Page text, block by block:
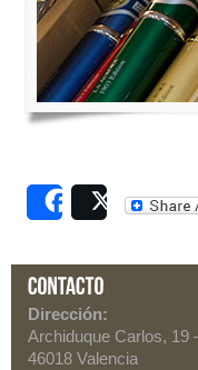
SharePost
Dirección:
Archiduque Carlos, 19
46018 Valencia